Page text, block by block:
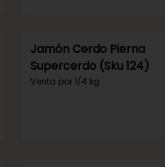
Jamón Cerdo Pierna
Supercerdo (Sku 124)
Venta por 1/4 kg.